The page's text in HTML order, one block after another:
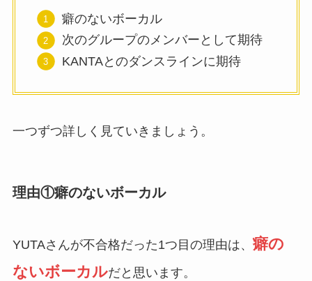
癖のないボーカル
次のグループのメンバーとして期待
KANTAとのダンスラインに期待
一つずつ詳しく見ていきましょう。
理由①癖のないボーカル
YUTAさんが不合格だった1つ目の理由は、 癖の
ないボーカルだと思います。